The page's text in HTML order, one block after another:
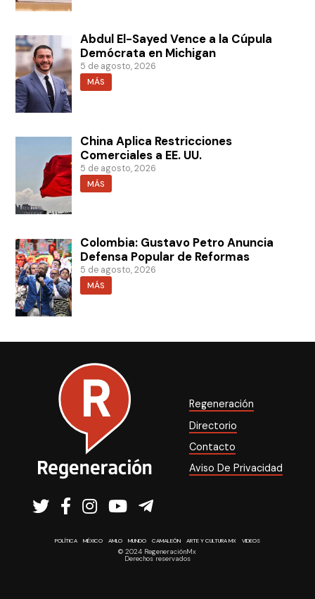
Abdul El-Sayed Vence a la Cúpula
Demócrata en Michigan
5 de agosto, 2026
MÁS
China Aplica Restricciones
Comerciales a EE. UU.
5 de agosto, 2026
MÁS
Colombia: Gustavo Petro Anuncia
Defensa Popular de Reformas
5 de agosto, 2026
MÁS
Regeneración
Directorio
Contacto
Aviso De Privacidad
POLÍTICA MÉXICO AMLO MUNDO CAMALEÓN ARTE Y CULTURA MX VIDEOS
© 2024 RegeneraciónMx
Derechos reservados